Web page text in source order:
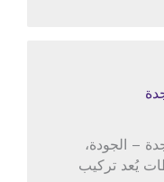
– الجودة،
يُعد تركيب